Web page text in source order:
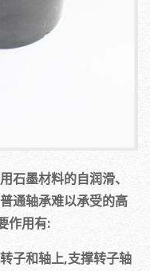
石墨材料的自润滑、
通轴承难以承受的高
作用有:
子和轴上,支撑转子轴